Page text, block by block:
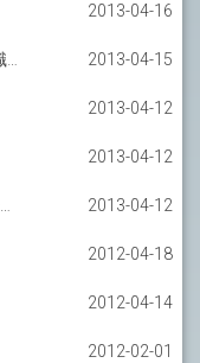
2013-04-16
2013-04-15
2013-04-12
2013-04-12
2013-04-12
2012-04-18
2012-04-14
2012-02-01